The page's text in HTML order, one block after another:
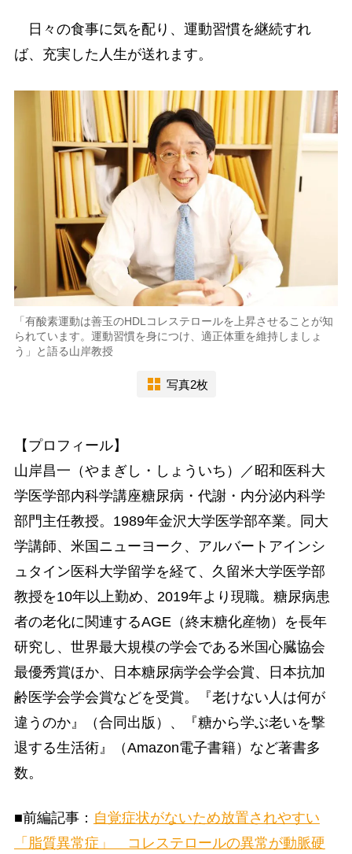
日々の食事に気を配り、運動習慣を継続すれ
ば、充実した人生が送れます。
「有酸素運動は善玉のHDLコレステロールを上昇させることが知
られています。運動習慣を身につけ、適正体重を維持しましょ
う」と語る山岸教授
写真2枚
【プロフィール】
山岸昌一（やまぎし・しょういち）／昭和医科大
学医学部内科学講座糖尿病・代謝・内分泌内科学
部門主任教授。1989年金沢大学医学部卒業。同大
学講師、米国ニューヨーク、アルバートアインシ
ュタイン医科大学留学を経て、久留米大学医学部
教授を10年以上勤め、2019年より現職。糖尿病患
者の老化に関連するAGE（終末糖化産物）を長年
研究し、世界最大規模の学会である米国心臓協会
最優秀賞ほか、日本糖尿病学会学会賞、日本抗加
齢医学会学会賞などを受賞。『老けない人は何が
違うのか』（合同出版）、『糖から学ぶ老いを撃
退する生活術』（Amazon電子書籍）など著書多
数。
■前編記事： 自覚症状がないため放置されやすい
「脂質異常症」 コレステロールの異常が動脈硬